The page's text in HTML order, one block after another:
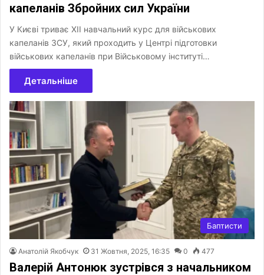
капеланів Збройних сил України
У Києві триває XII навчальний курс для військових
капеланів ЗСУ, який проходить у Центрі підготовки
військових капеланів при Військовому інституті…
Детальніше
Баптисти
Анатолій Якобчук 31 Жовтня, 2025, 16:35 0 477
Валерій Антонюк зустрівся з начальником